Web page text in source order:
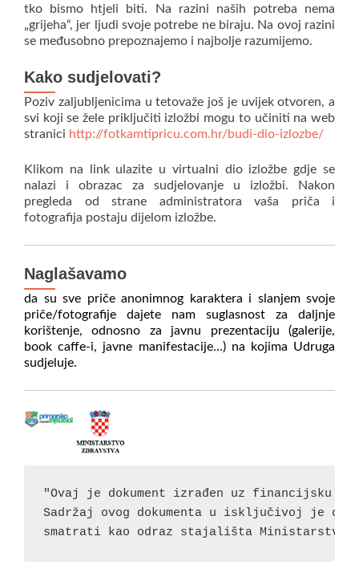
tko bismo htjeli biti. Na razini naših potreba nema
„grijeha“, jer ljudi svoje potrebe ne biraju. Na ovoj razini
se međusobno prepoznajemo i najbolje razumijemo.
Kako sudjelovati?
Poziv zaljubljenicima u tetovaže još je uvijek otvoren, a
svi koji se žele priključiti izložbi mogu to učiniti na web
stranici http://fotkamtipricu.com.hr/budi-dio-izlozbe/
Klikom na link ulazite u virtualni dio izložbe gdje se
nalazi i obrazac za sudjelovanje u izložbi. Nakon
pregleda od strane administratora vaša priča i
fotografija postaju dijelom izložbe.
Naglašavamo
da su sve priče anonimnog karaktera i slanjem svoje
priče/fotografije dajete nam suglasnost za daljnje
korištenje, odnosno za javnu prezentaciju (galerije,
book caffe-i, javne manifestacije…) na kojima Udruga
sudjeluje.
"Ovaj je dokument izrađen uz financijsku
Sadržaj ovog dokumenta u isključivoj je
smatrati kao odraz stajališta Ministarstva